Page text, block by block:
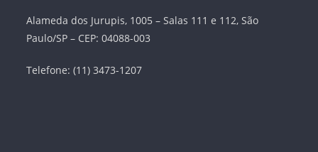
Alameda dos Jurupis, 1005 – Salas 111 e 112, São
Paulo/SP – CEP: 04088-003
Telefone: (11) 3473-1207